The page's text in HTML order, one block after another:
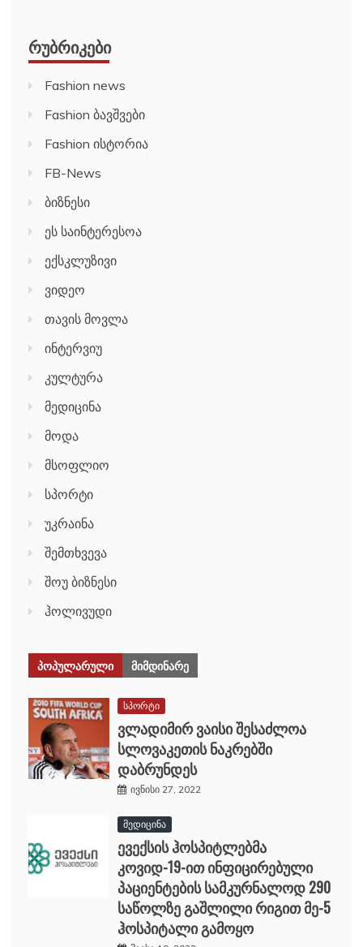
ᲠᲣᲑᲠᲘᲙᲔᲑᲘ
Fashion news
Fashion ბავშვები
Fashion ისტორია
FB-News
ბიზნესი
ეს საინტერესოა
ექსკლუზივი
ვიდეო
თავის მოვლა
ინტერვიუ
კულტურა
მედიცინა
მოდა
მსოფლიო
სპორტი
უკრაინა
შემთხვევა
შოუ ბიზნესი
ჰოლივუდი
ᲞᲝᲞᲣᲚᲐᲠᲣᲚᲘ ᲛᲘᲛᲓᲘᲜᲐᲠᲔ
სპორტი
ვლადიმირ ვაისი შესაძლოა
სლოვაკეთის ნაკრებში
დაბრუნდეს
ივნისი 27, 2022
მედიცინა
ევექსის ჰოსპიტლებმა
კოვიდ-19-ით ინფიცირებული
პაციენტების სამკურნალოდ 290
საწოლზე გაშლილი რიგით მე-5
ჰოსპიტალი გამოყო